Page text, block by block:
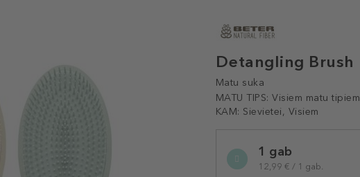
Detangling Brush
Matu suka
MATU TIPS: Visiem matu tipiem
KAM: Sievietei, Visiem
variation1 gab
12,99 € / 1 gab.